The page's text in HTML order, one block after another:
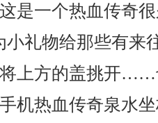
是一个热血传奇
小礼物给那些有来
上方的盖挑开
机热血传奇泉水